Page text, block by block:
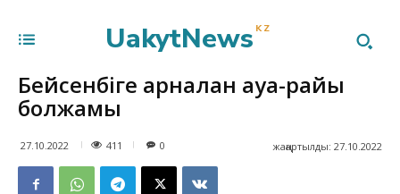
UakytNews KZ
Бейсенбіге арналған ауа-райы
болжамы
27.10.2022 411 жаңартылды: 27.10.2022
0